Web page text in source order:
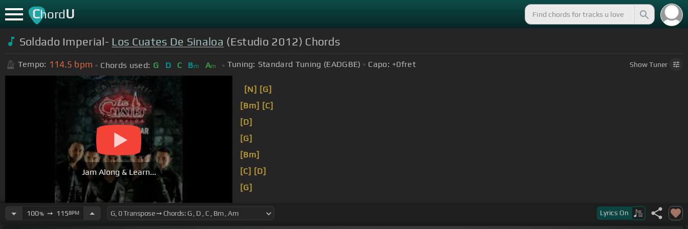
ChordU
Soldado Imperial- Los Cuates De Sinaloa (Estudio 2012) Chords
Tempo: 114.5 bpm Chords used: G D C Bm Am Tuning: Standard Tuning (EADGBE) Capo: +0fret ShowTuner
Jam Along & Learn...
[N] [G]
[Bm] [C]
[D]
[G]
[Bm]
[C] [D]
[G]
100%➙ 115BPM Lyrics On